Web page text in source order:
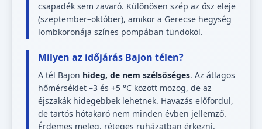
csapadék sem zavaró. Különösen szép az ősz eleje
(szeptember–október), amikor a Gerecse hegység
lombkoronája színes pompában tündököl.
Milyen az időjárás Bajon télen?
A tél Bajon hideg, de nem szélsőséges. Az átlagos
hőmérséklet –3 és +5 °C között mozog, de az
éjszakák hidegebbek lehetnek. Havazás előfordul,
de tartós hótakaró nem minden évben jellemző.
Érdemes meleg, réteges ruházatban érkezni.